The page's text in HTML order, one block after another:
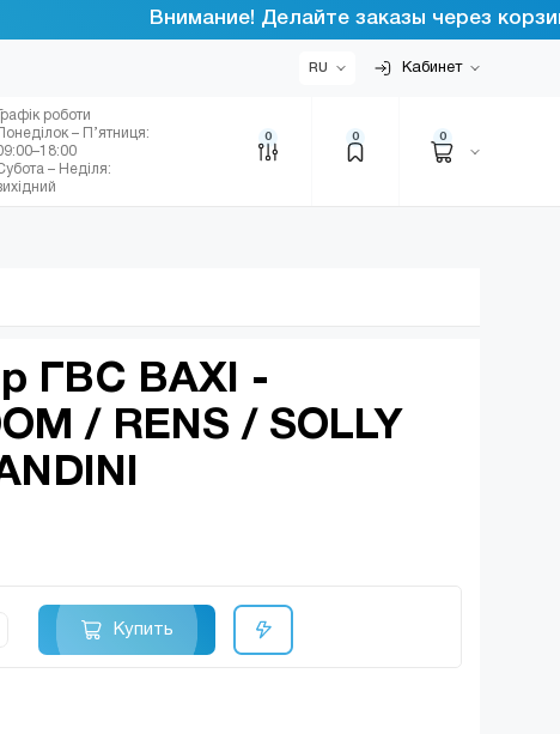
Внимание! Делайте заказы через корзину
RU Кабинет
Графік роботи
Понеділок – П’ятниця:
– Неділя:
0 0 0
ГВС BAXI -
/ RENS / SOLLY
Купить